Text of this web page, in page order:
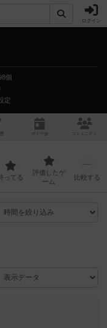
ログイン
個
定
ボ ドゲ コミュニティ
持ってる
評価したゲ
ーム
比較する